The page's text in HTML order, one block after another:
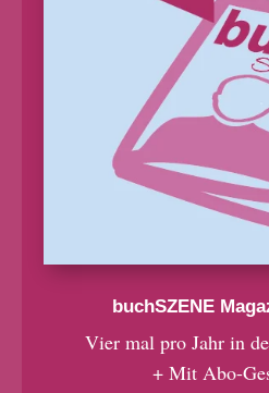
buchSZENE
Vier mal pro Jahr in
+ Mit Abo-